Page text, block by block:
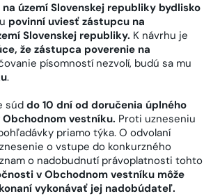
území Slovenskej republiky bydlisko
povinní uviesť zástupcu na
Slovenskej republiky. K návrhu je
že zástupca poverenie na
písomností nezvolí, budú sa mu
.
súd do 10 dní od doručenia úplného
vestníku. Proti uzneseniu
priamo týka. O odvolaní
o vstupe do konkurzného
o nadobudnutí právoplatnosti tohto
v Obchodnom vestníku môže
vykonávať jej nadobúdateľ.